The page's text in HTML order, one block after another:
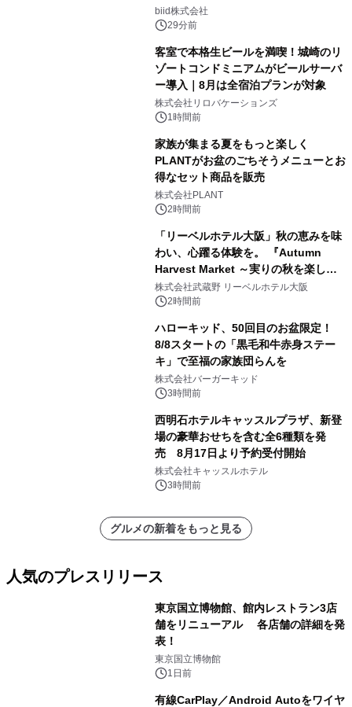
日(土)振替開催＆受付スタート！
biid株式会社
29分前
客室で本格生ビールを満喫！城崎のリ
ゾートコンドミニアムがビールサーバ
ー導入｜8月は全宿泊プランが対象
株式会社リロバケーションズ
1時間前
家族が集まる夏をもっと楽しく
PLANTがお盆のごちそうメニューとお
得なセット商品を販売
株式会社PLANT
2時間前
「リーベルホテル大阪」秋の恵みを味
わい、心躍る体験を。 『Autumn
Harvest Market ～実りの秋を楽しむ
ディナー&スイーツビュッフェ～』を9
月18日より開催！
株式会社武蔵野 リーベルホテル大阪
2時間前
ハローキッド、50回目のお盆限定！
8/8スタートの「黒毛和牛赤身ステー
キ」で至福の家族団らんを
株式会社バーガーキッド
3時間前
西明石ホテルキャッスルプラザ、新登
場の豪華おせちを含む全6種類を発
売 8月17日より予約受付開始
株式会社キャッスルホテル
3時間前
グルメの新着をもっと見る
人気のプレスリリース
東京国立博物館、館内レストラン3店
舗をリニューアル 各店舗の詳細を発
表！
東京国立博物館
1日前
有線CarPlay／Android Autoをワイヤ